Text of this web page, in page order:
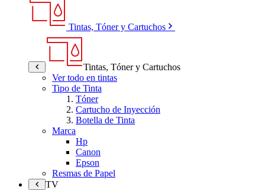
Tintas, Tóner y Cartuchos
Tintas, Tóner y Cartuchos
Ver todo en tintas
Tipo de Tinta
Tóner
Cartucho de Inyección
Botella de Tinta
Marca
Hp
Canon
Epson
Resmas de Papel
TV